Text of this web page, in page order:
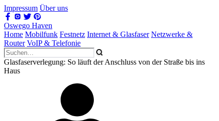
Impressum Über uns
Oswego Haven
Home Mobilfunk Festnetz Internet & Glasfaser Netzwerke &
Router VoIP & Telefonie
Glasfaserverlegung: So läuft der Anschluss von der Straße bis ins
Haus